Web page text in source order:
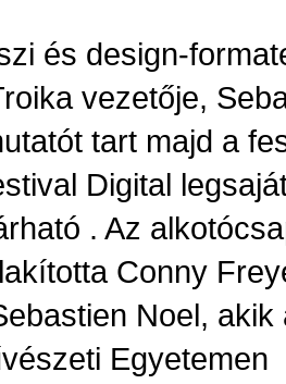
és design-
vezetője,
tart majd a
Digital
. Az
Conny
Noel, akik
Egyetemen